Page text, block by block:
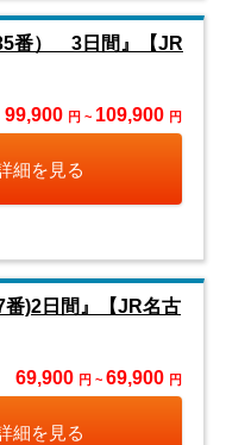
番） 3日間』【JR
99,900 円 ~ 109,900 円
細を見る
)2日間』【JR名古
69,900 円 ~ 69,900 円
細を見る